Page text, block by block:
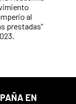
al
prestadas”
EN